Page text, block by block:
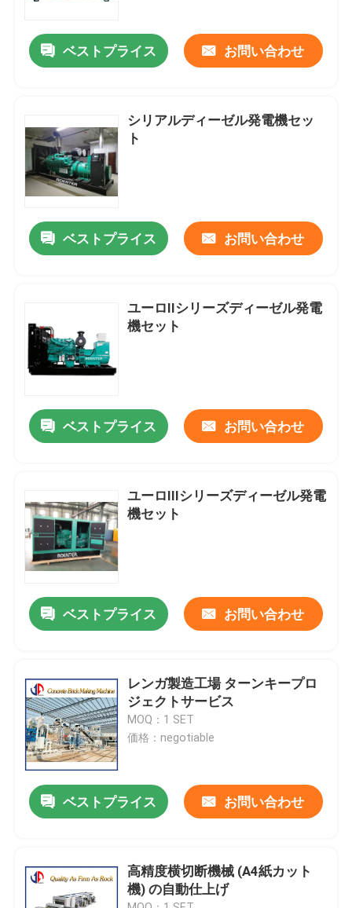
製品
企業情報
会社案内
お問い合わせ
ニュース
見積依頼
道路試験装置
ベストプライス お問い合わせ
シリアルディーゼル発電機セッ
ト
ベストプライス お問い合わせ
ユーロIIシリーズディーゼル発電
機セット
ベストプライス お問い合わせ
ユーロIIIシリーズディーゼル発電
機セット
ベストプライス お問い合わせ
レンガ製造工場 ターンキープロ
ジェクトサービス
MOQ：1 SET
価格：negotiable
ベストプライス お問い合わせ
高精度横切断機械 (A4紙カット
機) の自動仕上げ